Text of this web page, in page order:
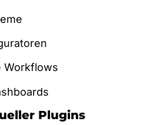
Workflows
Plugins